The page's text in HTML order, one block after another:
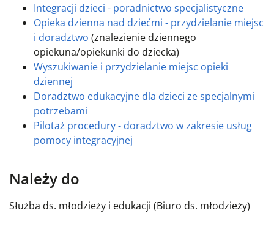
Integracji dzieci - poradnictwo specjalistyczne
Opieka dzienna nad dziećmi - przydzielanie miejsc
i doradztwo (znalezienie dziennego
opiekuna/opiekunki do dziecka)
Wyszukiwanie i przydzielanie miejsc opieki
dziennej
Doradztwo edukacyjne dla dzieci ze specjalnymi
potrzebami
Pilotaż procedury - doradztwo w zakresie usług
pomocy integracyjnej
Należy do
Służba ds. młodzieży i edukacji (Biuro ds. młodzieży)